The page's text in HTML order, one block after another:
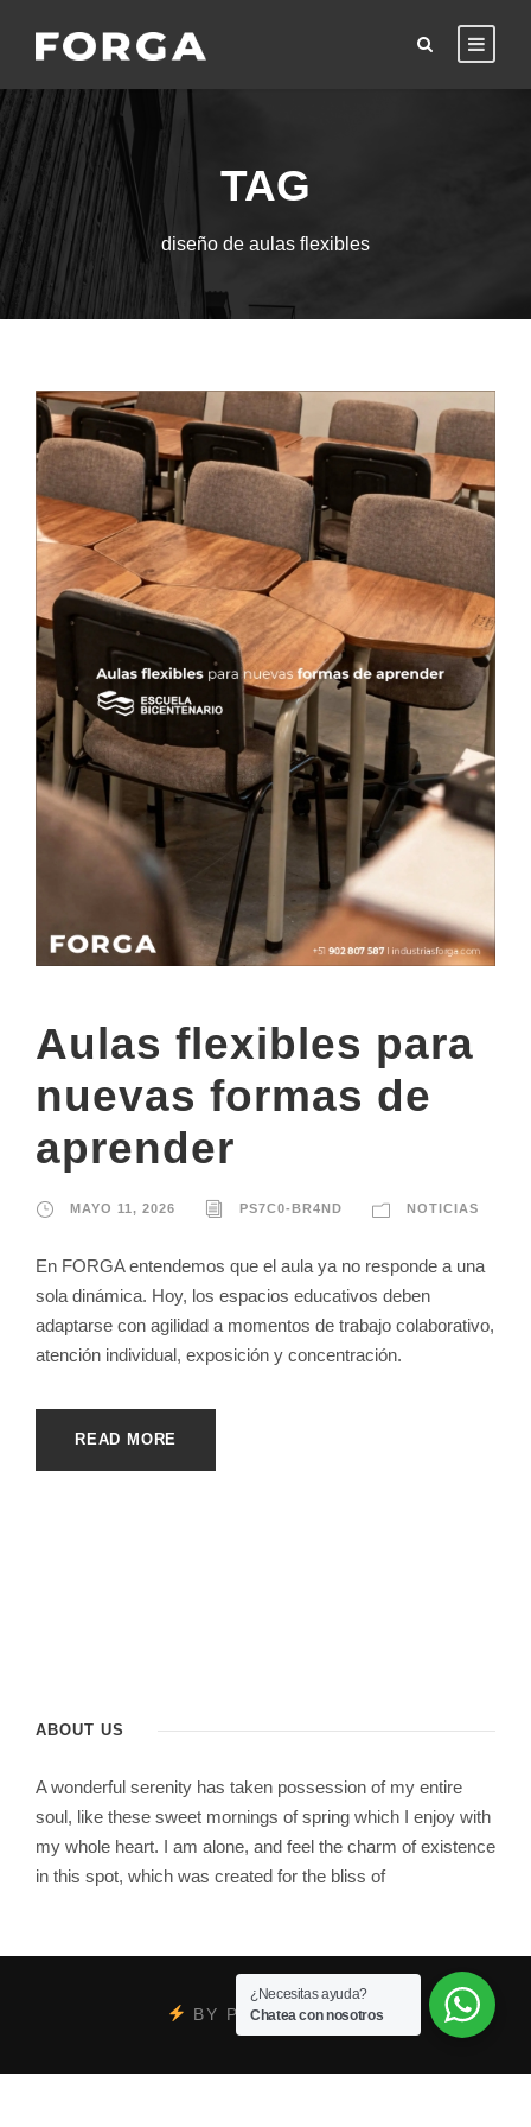
TAG
diseño de aulas flexibles
Aulas flexibles para
nuevas formas de
aprender
MAYO 11, 2026 PS7C0-BR4ND NOTICIAS
En FORGA entendemos que el aula ya no responde a una
sola dinámica. Hoy, los espacios educativos deben
adaptarse con agilidad a momentos de trabajo colaborativo,
atención individual, exposición y concentración.
READ MORE
ABOUT US
A wonderful serenity has taken possession of my entire
soul, like these sweet mornings of spring which I enjoy with
my whole heart. I am alone, and feel the charm of existence
in this spot, which was created for the bliss of
BY PSYCOBRAND
¿Necesitas ayuda?
Chatea con nosotros